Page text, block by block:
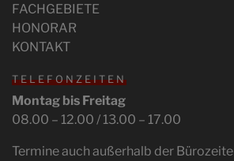
FACHGEBIETE
HONORAR
KONTAKT
TELEFONZEITEN
Montag bis Freitag
08.00 – 12.00 / 13.00 – 17.00
Termine auch außerhalb der